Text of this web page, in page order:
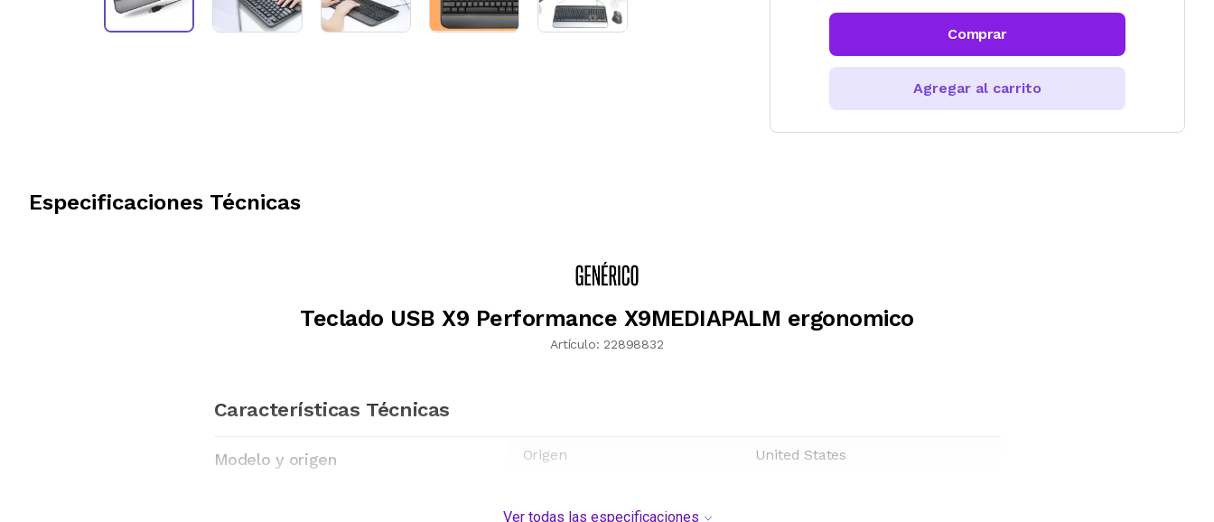
Comprar
Agregar al carrito
Especificaciones Técnicas
Teclado USB X9 Performance X9MEDIAPALM ergonomico
Artículo: 22898832
Características Técnicas
Modelo y origen Origen United States
Ver todas las especificaciones